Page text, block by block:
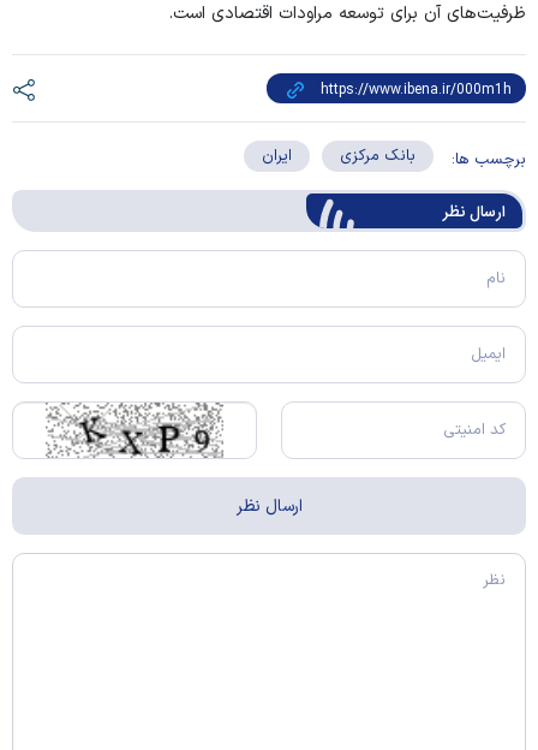
ظرفیت‌های آن برای توسعه مراودات اقتصادی است.
برچسب ها: بانک مرکزی ایران
ارسال‌ نظر